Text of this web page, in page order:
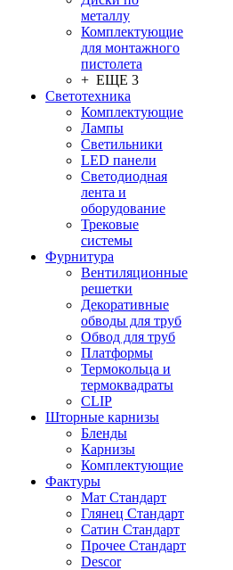
металлу
Комплектующие
для монтажного
пистолета
+ ЕЩЕ 3
Светотехника
Комплектующие
Лампы
Светильники
LED панели
Светодиодная
лента и
оборудование
Трековые
системы
Фурнитура
Вентиляционные
решетки
Декоративные
обводы для труб
Обвод для труб
Платформы
Термокольца и
термоквадраты
CLIP
Шторные карнизы
Бленды
Карнизы
Комплектующие
Фактуры
Мат Стандарт
Глянец Стандарт
Сатин Стандарт
Прочее Стандарт
Descor